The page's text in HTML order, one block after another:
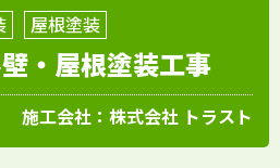
屋根塗装
・屋根塗装工事
施工会社： 株式会社 トラスト